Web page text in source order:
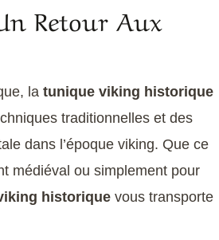
Retour Aux
la tunique viking historique
traditionnelles et des
dans l’époque viking. Que ce
médiéval ou simplement pour
historique vous transporte